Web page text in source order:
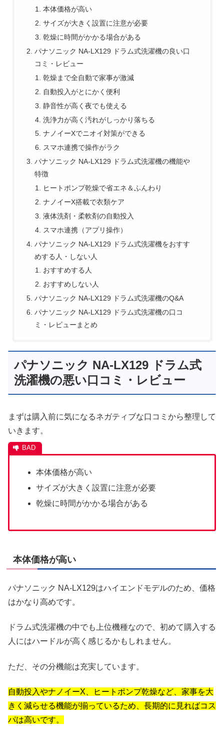
本体価格が高い
サイズが大きく設置に注意が必要
乾燥に時間がかかる場合がある
パナソニック NA-LX129 ドラム式洗濯機の良い口
コミ・レビュー
乾燥まで全自動で家事が激減
自動投入がとにかく便利
静音性が高く夜でも使える
洗浄力が高く汚れがしっかり落ちる
ナノイーXでニオイ対策ができる
スマホ連携で操作がラク
パナソニック NA-LX129 ドラム式洗濯機の機能や
特徴
ヒートポンプ乾燥で省エネ＆ふんわり
ナノイーX搭載で衣類ケア
液体洗剤・柔軟剤の自動投入
スマホ連携（アプリ操作）
パナソニック NA-LX129 ドラム式洗濯機をおすす
めする人・しない人
おすすめする人
おすすめしない人
パナソニック NA-LX129 ドラム式洗濯機のQ&A
パナソニック NA-LX129 ドラム式洗濯機の口コ
ミ・レビューまとめ
パナソニック NA-LX129 ドラム式
洗濯機の悪い口コミ・レビュー
まずは購入前に気になるネガティブな口コミから整理して
いきます。
本体価格が高い
サイズが大きく設置に注意が必要
乾燥に時間がかかる場合がある
本体価格が高い
パナソニック NA-LX129はハイエンドモデルのため、価格
はかなり高めです。
ドラム式洗濯機の中でも上位機種なので、初めて購入する
人にはハードルが高く感じるかもしれません。
ただ、その分機能は充実しています。
自動投入やナノイーX、ヒートポンプ乾燥など、家事を大
きく減らせる機能が揃っているため、長期的に見ればコス
パは高いです。